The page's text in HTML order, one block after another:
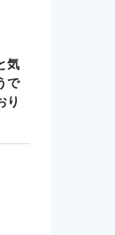
気
で
り